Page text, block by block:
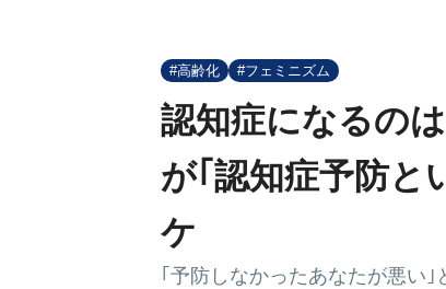
#高齢化 #フェミニズム
認知症になるの
が｢認知症予防と
ケ
｢予防しなかったあなたが悪い｣